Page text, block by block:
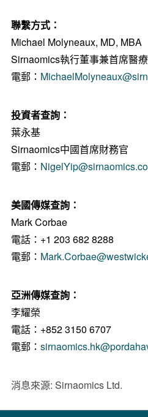
聯繫方式：
Michael Molyneaux, MD, MBA
Sirnaomics執行董事兼首席醫
電郵：
投資者查詢：
葉永基
Sirnaomics中國首席財務官
電郵：
美國傳媒查詢：
Mark Corbae
電話：+1 203 682 8288
電郵：
亞洲傳媒查詢：
李耀榮
電話：+852 3150 6707
電郵：
消息來源: Sirnaomics Ltd.